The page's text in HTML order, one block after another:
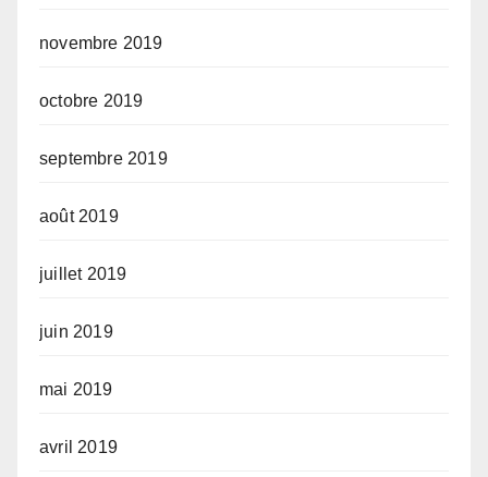
novembre 2019
octobre 2019
septembre 2019
août 2019
juillet 2019
juin 2019
mai 2019
avril 2019